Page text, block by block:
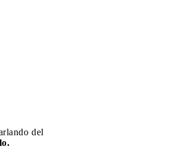
del